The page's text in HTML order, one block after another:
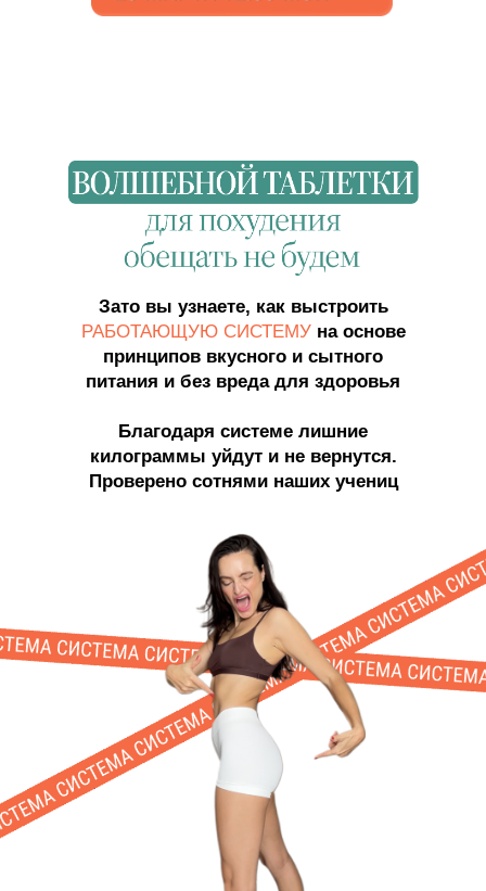
Зато вы узнаете, как выстроить
РАБОТАЮЩУЮ СИСТЕМУна основе
принципов вкусного и сытного
питания и без вреда для здоровья
Благодаря системе лишние
килограммы уйдут и не вернутся.
Проверено сотнями наших учениц